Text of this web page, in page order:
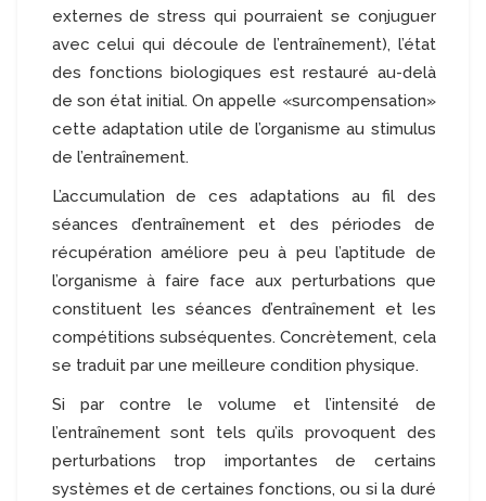
externes de stress qui pourraient se conjuguer
avec celui qui découle de l’entraînement), l’état
des fonctions biologiques est restauré au-delà
de son état initial. On appelle «surcompensation»
cette adaptation utile de l’organisme au stimulus
de l’entraînement.
L’accumulation de ces adaptations au fil des
séances d’entraînement et des périodes de
récupération améliore peu à peu l’aptitude de
l’organisme à faire face aux perturbations que
constituent les séances d’entraînement et les
compétitions subséquentes. Concrètement, cela
se traduit par une meilleure condition physique.
Si par contre le volume et l’intensité de
l’entraînement sont tels qu’ils provoquent des
perturbations trop importantes de certains
systèmes et de certaines fonctions, ou si la duré